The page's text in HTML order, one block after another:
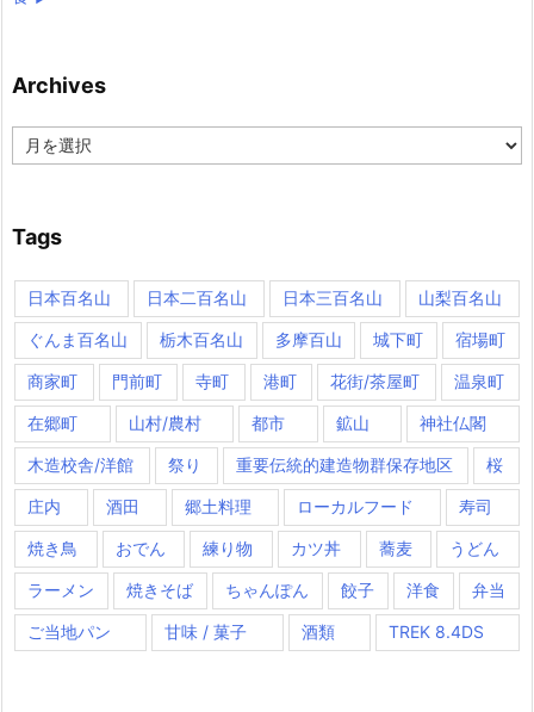
Archives
Archives
Tags
日本百名山 日本二百名山 日本三百名山 山梨百名山
ぐんま百名山 栃木百名山 多摩百山 城下町 宿場町
商家町 門前町 寺町 港町 花街/茶屋町 温泉町
在郷町 山村/農村 都市 鉱山 神社仏閣
木造校舎/洋館 祭り 重要伝統的建造物群保存地区 桜
庄内 酒田 郷土料理 ローカルフード 寿司
焼き鳥 おでん 練り物 カツ丼 蕎麦 うどん
ラーメン 焼きそば ちゃんぽん 餃子 洋食 弁当
ご当地パン 甘味 / 菓子 酒類 TREK 8.4DS